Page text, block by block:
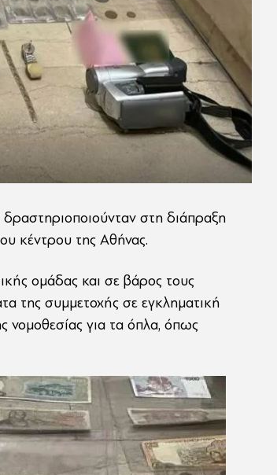
στη διάπραξη
κέντρου της Αθήνας.
ομάδας και σε βάρος τους
της συμμετοχής σε εγκληματική
για τα όπλα, όπως